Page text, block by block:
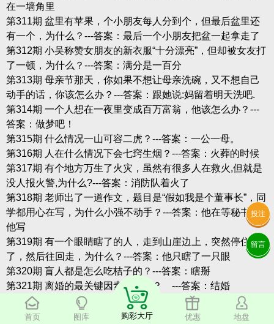
首页 图库 购彩大厅 优惠 地盘
投注
留言
在一墙角里
第311期 盆里有苹果，个小朋友每人分到个，但最后盆里还
有一个，为什么？---答案：最后一个小朋友把盆一起拿走了
第312期 小吴称赞女朋友的新衣服“十分漂亮”，但却被女友打
了一顿，为什么？---答案：满分是一百分
第313期 母亲节那天，你如果不想让母亲洗碗，又不想自己
动手的话，你该怎么办？---答案：跟她说:妈留着明天洗吧.
第314期 一个人想在一夜里变成百万富翁，他该怎么办？---
答案：做梦吧！
第315期 什么情况一山可容二虎？---答案：一公一母。
第316期 人在什么情况下会七窍生烟？---答案：火葬的时候
第317期 有个地方万生了火灾，虽然有很多人在救火,但就是
没人报火警,为什么?---答案：消防队着火了
第318期 老师出了一道作文，题目是“假如我是个董事长”，同
学都用心在写，为什么小强不动手？---答案：他在等秘书替
他写
第319期 有一个眼睛瞎了的人，走到山崖边上，突然停住
了，然后往回走，为什么？---答案：他只瞎了一只眼
第320期 盲人都是怎么吃桔子的？---答案：瞎掰
第321期 离婚的最关键因素是什么？ ---答案：结婚
第322期 一个不会游泳的人掉进了水里却没有淹死，为什
么？---答案：他在洗澡